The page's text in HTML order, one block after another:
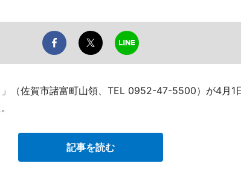
（佐賀市諸富町山領、TEL 0952-47-5500）が4月1
記事を読む